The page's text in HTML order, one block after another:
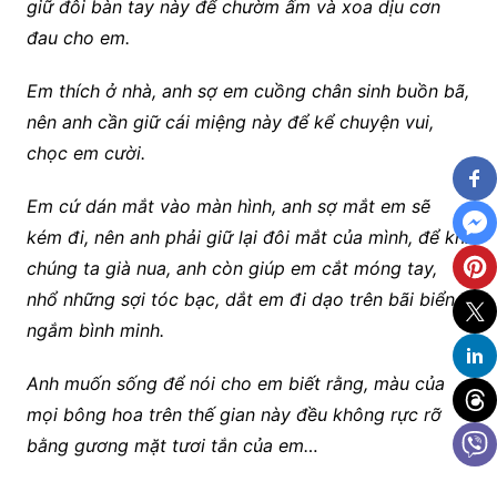
giữ đôi bàn tay này để chườm ấm và xoa dịu cơn
đau cho em.
Em thích ở nhà, anh sợ em cuồng chân sinh buồn bã,
nên anh cần giữ cái miệng này để kể chuyện vui,
chọc em cười.
Em cứ dán mắt vào màn hình, anh sợ mắt em sẽ
kém đi, nên anh phải giữ lại đôi mắt của mình, để khi
chúng ta già nua, anh còn giúp em cắt móng tay,
nhổ những sợi tóc bạc, dắt em đi dạo trên bãi biển
ngắm bình minh.
Anh muốn sống để nói cho em biết rằng, màu của
mọi bông hoa trên thế gian này đều không rực rỡ
bằng gương mặt tươi tắn của em…